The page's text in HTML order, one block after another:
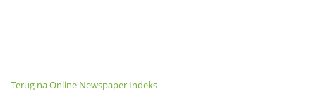
Terug na Online Newspaper Indeks